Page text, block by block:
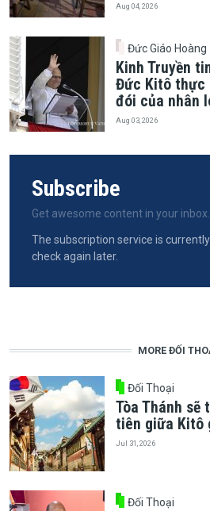
Aug 04, 2026
Đức Giáo Hoàng
Kinh Truyền
Đức Kitô thực
đói của nhân
Aug 03, 2026
Subscribe
Get awesome content in your inbox.
The subscription service is
check again later.
MORE ĐỐI
Đối Thoại
Tòa Thánh sẽ
tiên giữa Kitô
Jul 31, 2026
Đối Thoại